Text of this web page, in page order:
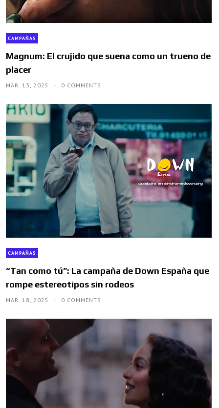
CAMPAÑAS
Magnum: El crujido que suena como un trueno de
placer
MAR. 13, 2025 0 COMMENTS
CAMPAÑAS
“Tan como tú”: La campaña de Down España que
rompe estereotipos sin rodeos
MAR. 18, 2025 0 COMMENTS